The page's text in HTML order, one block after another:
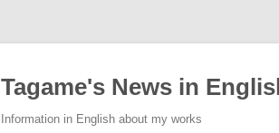
ツ
へ
ス
Tagame's News in
Information in English about my works